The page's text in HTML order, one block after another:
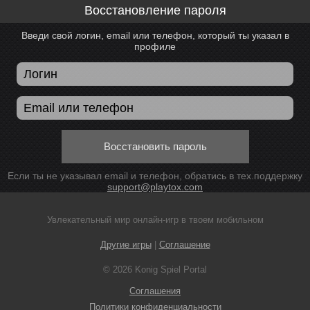
Восстановление пароля
Введи свой логин, email или телефон, который ты указал в
профиле
Восстановить пароль
Если ты не указывал email и телефон, обратись в тех.поддержку
support@playtox.com
Увлекательный мир онлайн-игр в твоем мобильном
Другие игры| Соглашение
© 2026 Konig Spiel Portal
Соглашения
Политики конфиденциальности